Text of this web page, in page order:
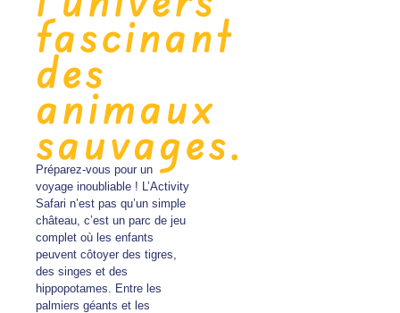
fascinant
des
animaux
sauvages.
Préparez-vous pour un
voyage inoubliable ! L’Activity
Safari n’est pas qu’un simple
château, c’est un parc de jeu
complet où les enfants
peuvent côtoyer des tigres,
des singes et des
hippopotames. Entre les
palmiers géants et les